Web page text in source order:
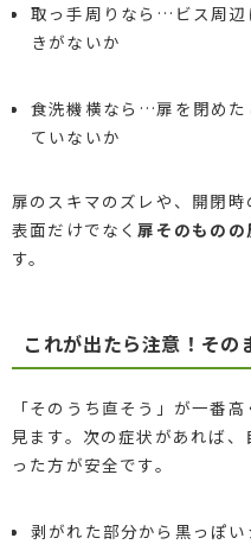
取っ手周りなら…ビス周辺
きがないか
食洗機横なら…扉を閉めた
ていないか
扉のスキマのズレや、開閉時
表面だけでなく 扉そのもの
す。
これが出たら注意！その
「そのうち直そう」が一番
見ます。次の症状があれば
った方が安全です。
剥がれた部分から黒っぽ